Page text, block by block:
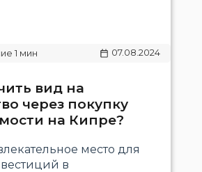
07.08.2024
вид на
через покупку
на Кипре?
место для
в